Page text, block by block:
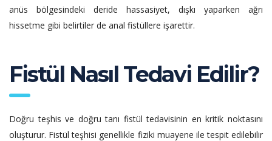
anüs bölgesindeki deride hassasiyet, dışkı yaparken ağrı
hissetme gibi belirtiler de anal fistüllere işarettir.
Fistül Nasıl Tedavi Edilir?
Doğru teşhis ve doğru tanı fistül tedavisinin en kritik noktasını
oluşturur. Fistül teşhisi genellikle fiziki muayene ile tespit edilebilir